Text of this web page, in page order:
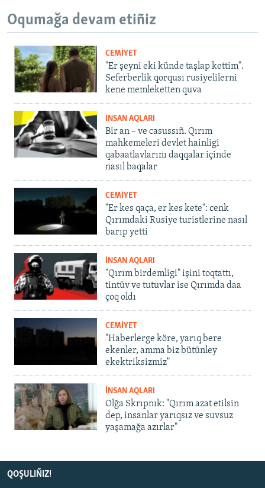
Oqumağa devam etiñiz
CEMİYET
"Er şeyni eki künde taşlap kettim".
Seferberlik qorqusı rusiyelilerni
kene memleketten quva
İNSAN AQLARI
Bir an – ve casussıñ. Qırım
mahkemeleri devlet hainligi
qabaatlavlarını daqqalar içinde
nasıl baqalar
CEMİYET
"Er kes qaça, er kes kete": cenk
Qırımdaki Rusiye turistlerine nasıl
barıp yetti
İNSAN AQLARI
"Qırım birdemligi" işini toqtattı,
tintüv ve tutuvlar ise Qırımda daa
çoq oldı
CEMİYET
"Haberlerge köre, yarıq bere
ekenler, amma biz bütünley
ekektriksizmiz"
İNSAN AQLARI
Olğa Skrıpnık: "Qırım azat etilsin
dep, insanlar yarıqsız ve suvsuz
yaşamağa azırlar"
QOŞULIÑIZ!